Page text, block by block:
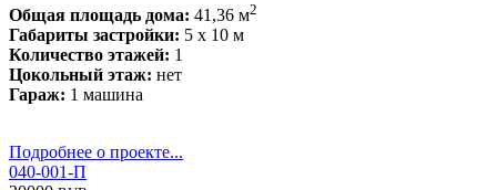
Общая площадь дома: 41,36 м2
Габариты застройки: 5 x 10 м
Количество этажей: 1
Цокольный этаж: нет
Гараж: 1 машина
Подробнее о проекте...
040-001-П